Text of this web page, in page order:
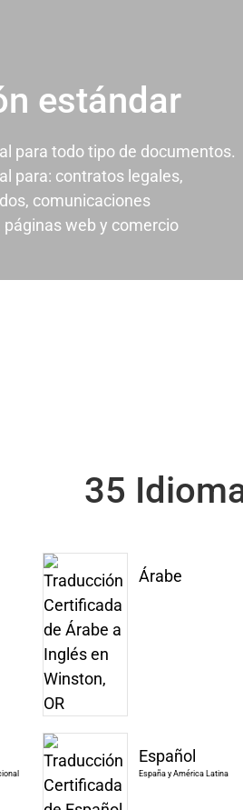
estándar
para todo tipo de documentos.
para: contratos legales,
comunicaciones
web y comercio
35
Árabe
Español
España y América Latina